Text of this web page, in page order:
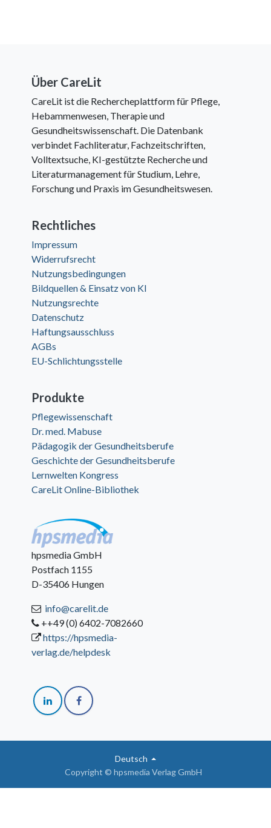
Über CareLit
CareLit ist die Rechercheplattform für Pflege,
Hebammenwesen, Therapie und
Gesundheitswissenschaft. Die Datenbank
verbindet Fachliteratur, Fachzeitschriften,
Volltextsuche, KI-gestützte Recherche und
Literaturmanagement für Studium, Lehre,
Forschung und Praxis im Gesundheitswesen.
Rechtliches
Impressum
Widerrufsrecht
Nutzungsbedingungen
Bildquellen & Einsatz von KI
Nutzungsrechte
Datenschutz
Haftungsausschluss
AGBs
EU-Schlichtungsstelle
Produkte
Pflegewissenschaft
Dr. med. Mabuse
Pädagogik der Gesundheitsberufe
Geschichte der Gesundheitsberufe
Lernwelten Kongress
CareLit Online-Bibliothek
hpsmedia GmbH
Postfach 1155
D-35406 Hungen
info@carelit.de
++49 (0) 6402-7082660
https://hpsmedia-
verlag.de/helpdesk
Copyright © hpsmedia Verlag GmbH
Deutsch